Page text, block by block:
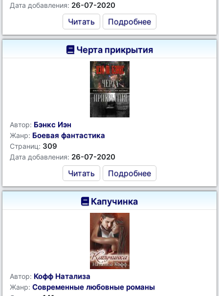
Дата добавления: 26-07-2020
Читать Подробнее
Черта прикрытия
Автор: Бэнкс Иэн
Жанр: Боевая фантастика
Страниц: 309
Дата добавления: 26-07-2020
Читать Подробнее
Капучинка
Автор: Кофф Натализа
Жанр: Современные любовные романы